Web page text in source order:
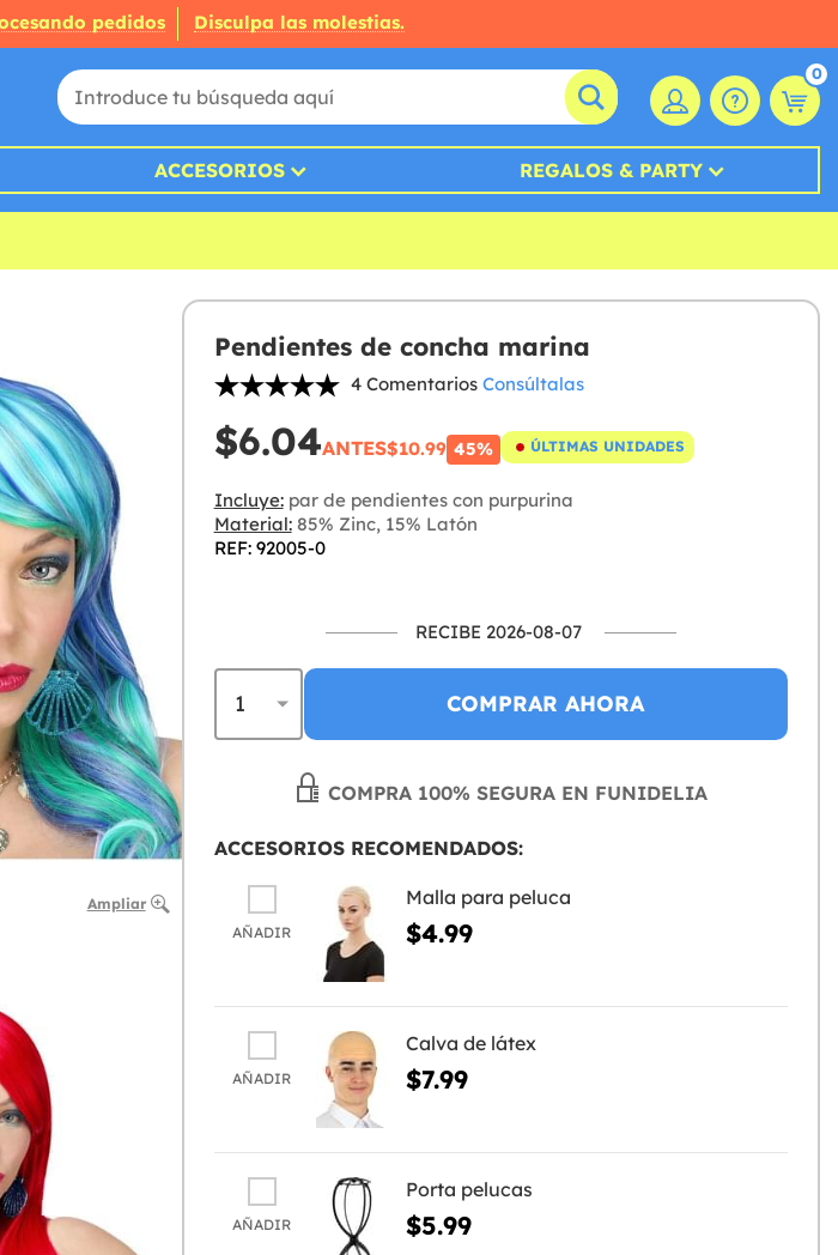
pedidos Disculpa las molestias.
0
ACCESORIOS REGALOS & PARTY
Ampliar
Pendientes de concha marina
4 Comentarios Consúltalas
$6.04ANTES$10.99 45% ÚLTIMAS UNIDADES
Incluye:par de pendientes con purpurina
Material:85% Zinc, 15% Latón
REF: 92005-0
RECIBE 2026-08-07
COMPRAR AHORA
COMPRA 100% SEGURA EN FUNIDELIA
ACCESORIOS RECOMENDADOS:
AÑADIR
Malla para peluca
$4.99
AÑADIR
Calva de látex
$7.99
AÑADIR
Porta pelucas
$5.99